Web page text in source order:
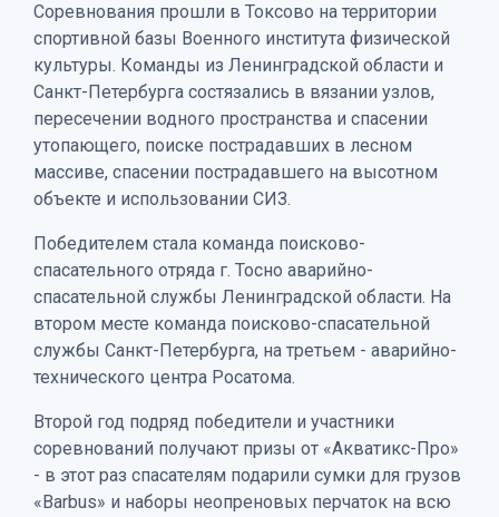
Соревнования прошли в Токсово на территории
спортивной базы Военного института физической
культуры. Команды из Ленинградской области и
Санкт-Петербурга состязались в вязании узлов,
пересечении водного пространства и спасении
утопающего, поиске пострадавших в лесном
массиве, спасении пострадавшего на высотном
объекте и использовании СИЗ.
Победителем стала команда поисково-
спасательного отряда г. Тосно аварийно-
спасательной службы Ленинградской области. На
втором месте команда поисково-спасательной
службы Санкт-Петербурга, на третьем - аварийно-
технического центра Росатома.
Второй год подряд победители и участники
соревнований получают призы от «Акватикс-Про»
- в этот раз спасателям подарили сумки для грузов
«Barbus» и наборы неопреновых перчаток на всю